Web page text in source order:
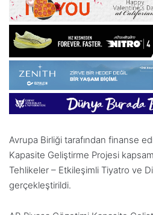
Avrupa Birliği tarafından finanse
Kapasite Geliştirme Projesi
Tehlikeler – Etkileşimli Tiyatro ve
gerçekleştirildi.